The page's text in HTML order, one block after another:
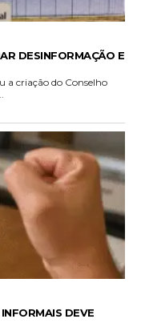
DESINFORMAÇÃO E
a criação do Conselho
DEVE